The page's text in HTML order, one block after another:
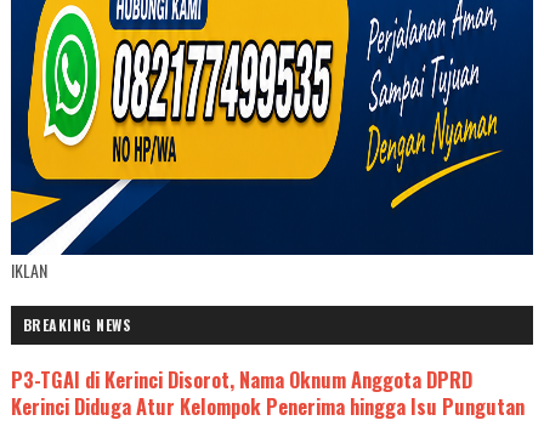
IKLAN
BREAKING NEWS
P3-TGAI di Kerinci Disorot, Nama Oknum Anggota DPRD
Kerinci Diduga Atur Kelompok Penerima hingga Isu Pungutan